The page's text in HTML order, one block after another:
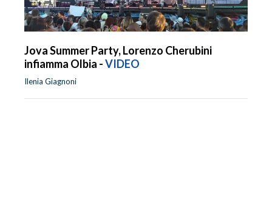
Jova Summer Party, Lorenzo Cherubini
infiamma Olbia -VIDEO
Ilenia Giagnoni